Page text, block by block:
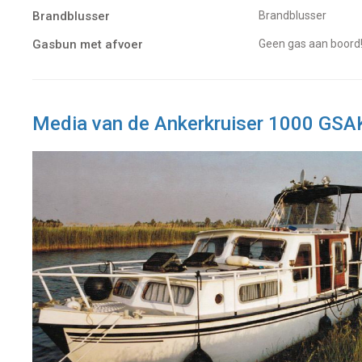
Brandblusser Brandblusser
Gasbun met afvoer Geen gas aan boord!
Media van de Ankerkruiser 1000